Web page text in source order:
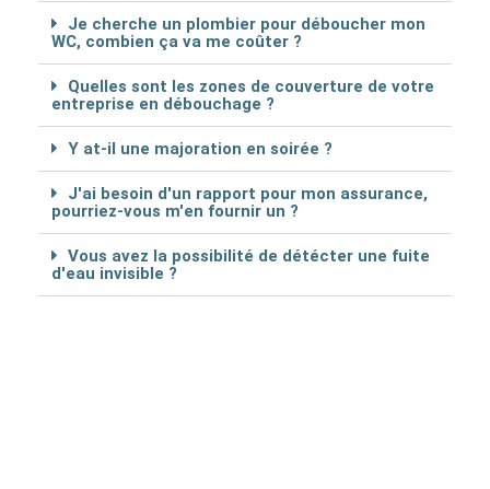
Je cherche un plombier pour déboucher mon
WC, combien ça va me coûter ?
Quelles sont les zones de couverture de votre
entreprise en débouchage ?
Y at-il une majoration en soirée ?
J'ai besoin d'un rapport pour mon assurance,
pourriez-vous m'en fournir un ?
Vous avez la possibilité de détécter une fuite
d'eau invisible ?